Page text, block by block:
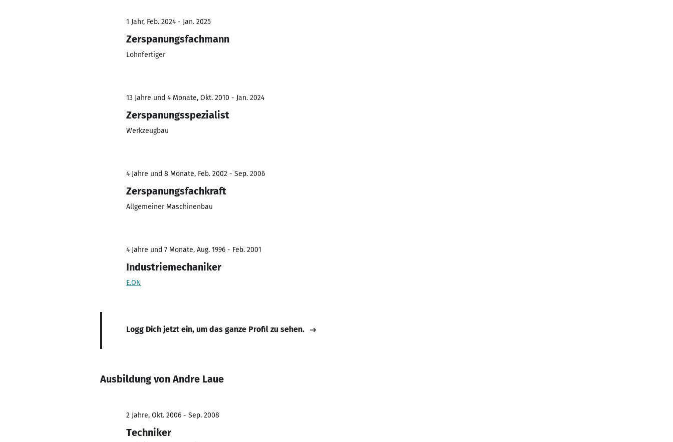
1 Jahr, Feb. 2024 - Jan. 2025
Zerspanungsfachmann
Lohnfertiger
13 Jahre und 4 Monate, Okt. 2010 - Jan. 2024
Zerspanungsspezialist
Werkzeugbau
4 Jahre und 8 Monate, Feb. 2002 - Sep. 2006
Zerspanungsfachkraft
Allgemeiner Maschinenbau
4 Jahre und 7 Monate, Aug. 1996 - Feb. 2001
Industriemechaniker
E.ON
Logg Dich jetzt ein, um das ganze Profil zu sehen.
Ausbildung von Andre Laue
2 Jahre, Okt. 2006 - Sep. 2008
Techniker